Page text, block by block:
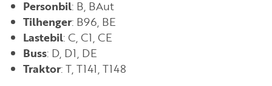
Personbil: B, BAut
Tilhenger: B96, BE
Lastebil: C, C1, CE
Buss: D, D1, DE
Traktor: T, T141, T148